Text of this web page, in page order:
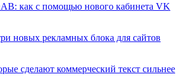
как с помощью нового кабинета VK
новых рекламных блока для сайтов
сделают коммерческий текст сильнее